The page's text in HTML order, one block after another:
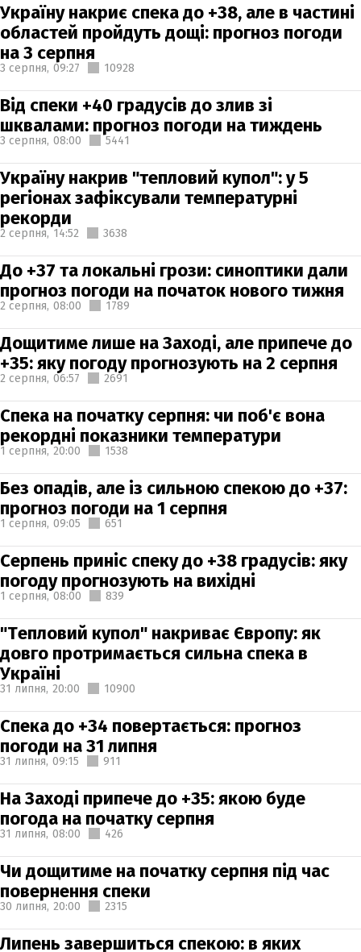
Україну накриє спека до +38, але в частині
областей пройдуть дощі: прогноз погоди
на 3 серпня
3 серпня, 09:27 10928
Від спеки +40 градусів до злив зі
шквалами: прогноз погоди на тиждень
3 серпня, 08:00 5441
Україну накрив "тепловий купол": у 5
регіонах зафіксували температурні
рекорди
2 серпня, 14:52 3638
До +37 та локальні грози: синоптики дали
прогноз погоди на початок нового тижня
2 серпня, 08:00 1789
Дощитиме лише на Заході, але припече до
+35: яку погоду прогнозують на 2 серпня
2 серпня, 06:57 2691
Спека на початку серпня: чи поб'є вона
рекордні показники температури
1 серпня, 20:00 1538
Без опадів, але із сильною спекою до +37:
прогноз погоди на 1 серпня
1 серпня, 09:05 651
Серпень приніс спеку до +38 градусів: яку
погоду прогнозують на вихідні
1 серпня, 08:00 839
"Тепловий купол" накриває Європу: як
довго протримається сильна спека в
Україні
31 липня, 20:00 10900
Спека до +34 повертається: прогноз
погоди на 31 липня
31 липня, 09:15 911
На Заході припече до +35: якою буде
погода на початку серпня
31 липня, 08:00 426
Чи дощитиме на початку серпня під час
повернення спеки
30 липня, 20:00 2315
Липень завершиться спекою: в яких